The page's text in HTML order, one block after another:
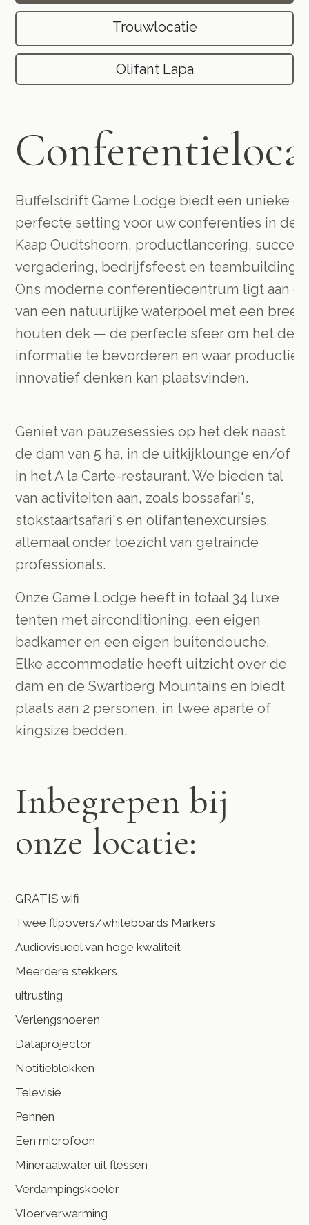
Trouwlocatie
Olifant Lapa
Buffelsdrift Game Lodge biedt een unieke
perfecte setting voor uw conferenties in de
Kaap Oudtshoorn, productlancering,
vergadering, bedrijfsfeest en
Ons moderne conferentiecentrum ligt aan
van een natuurlijke waterpoel met een breed
houten dek — de perfecte sfeer om het
informatie te bevorderen en waar productief
innovatief denken kan plaatsvinden.
Geniet van pauzesessies op het dek naast
de dam van 5 ha, in de uitkijklounge en/of
in het A la Carte-restaurant. We bieden tal
van activiteiten aan, zoals bossafari's,
stokstaartsafari's en olifantenexcursies,
allemaal onder toezicht van getrainde
professionals.
Onze Game Lodge heeft in totaal 34 luxe
tenten met airconditioning, een eigen
badkamer en een eigen buitendouche.
Elke accommodatie heeft uitzicht over de
dam en de Swartberg Mountains en biedt
plaats aan 2 personen, in twee aparte of
kingsize bedden.
Inbegrepen bij
onze locatie:
GRATIS wifi
Twee flipovers/whiteboards Markers
Audiovisueel van hoge kwaliteit
Meerdere stekkers
uitrusting
Verlengsnoeren
Dataprojector
Notitieblokken
Televisie
Pennen
Een microfoon
Mineraalwater uit flessen
Verdampingskoeler
Vloerverwarming